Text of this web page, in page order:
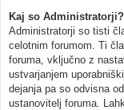
Kaj so Administratorji?
Administratorji so tisti
celotnim forumom. Ti
foruma, vključno z
ustvarjanjem
dejanja pa so odvisna
ustanovitelj foruma.